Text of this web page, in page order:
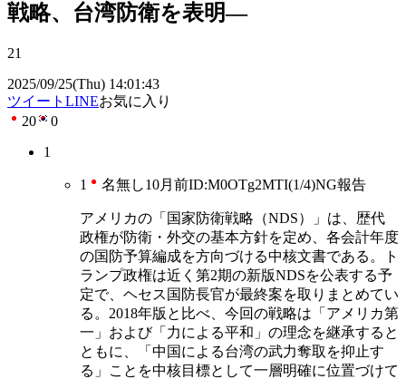
戦略、台湾防衛を表明―
21
2025/09/25(Thu) 14:01:43
ツイート LINEお気に入り
20
0
1
1 名無し10月前ID:M0OTg2MTI(1/4)NG報告
アメリカの「国家防衛戦略（NDS）」は、歴代
政権が防衛・外交の基本方針を定め、各会計年度
の国防予算編成を方向づける中核文書である。ト
ランプ政権は近く第2期の新版NDSを公表する予
定で、ヘセス国防長官が最終案を取りまとめてい
る。2018年版と比べ、今回の戦略は「アメリカ第
一」および「力による平和」の理念を継承すると
ともに、「中国による台湾の武力奪取を抑止す
る」ことを中核目標として一層明確に位置づけて